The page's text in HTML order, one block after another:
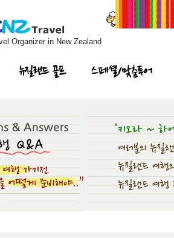
Organizer in New Zealand
뉴질랜드 골프 스페셜/맞춤투어